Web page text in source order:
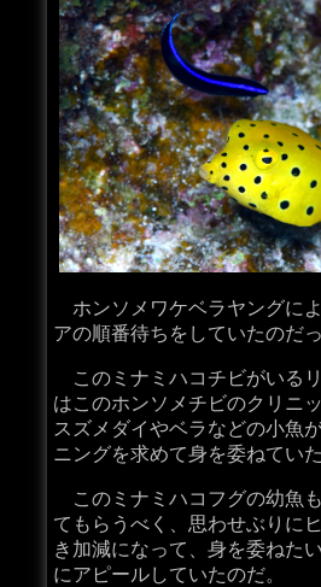
ホンソメワケベラヤングに
アの順番待ちをしていたのだっ
このミナミハコチビがいる
はこのホンソメチビのクリニ
スズメダイやベラなどの小魚
ニングを求めて身を委ねていた
このミナミハコフグの幼魚
てもらうべく、思わせぶりに
き加減になって、身を委ねた
にアピールしていたのだ。